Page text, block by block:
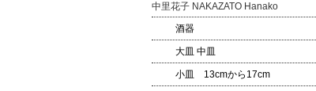
中里花子 NAKAZATO Hanako
酒器
大皿 中皿
小皿 13cmから17cm